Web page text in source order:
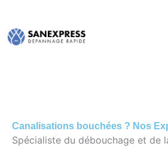
content
Canalisations bouchées ? Nos
Spécialiste du débouchage et de